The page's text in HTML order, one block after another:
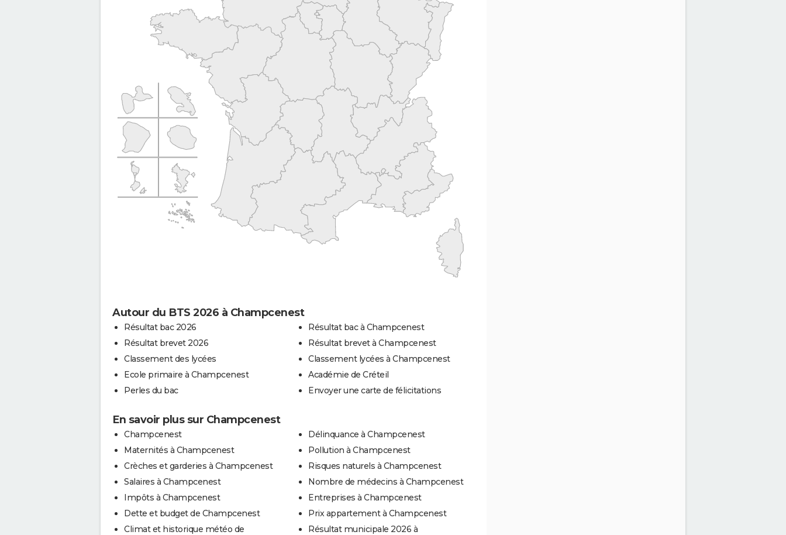
Autour du BTS 2026 à Champcenest
Résultat bac 2026
Résultat brevet 2026
Classement des lycées
Ecole primaire à Champcenest
Perles du bac
Résultat bac à Champcenest
Résultat brevet à Champcenest
Classement lycées à Champcenest
Académie de Créteil
Envoyer une carte de félicitations
En savoir plus sur Champcenest
Champcenest
Maternités à Champcenest
Crèches et garderies à Champcenest
Salaires à Champcenest
Impôts à Champcenest
Dette et budget de Champcenest
Climat et historique météo de
Délinquance à Champcenest
Pollution à Champcenest
Risques naturels à Champcenest
Nombre de médecins à Champcenest
Entreprises à Champcenest
Prix appartement à Champcenest
Résultat municipale 2026 à